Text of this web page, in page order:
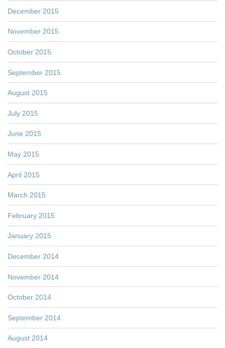
December 2015
November 2015
October 2015
September 2015
August 2015
July 2015
June 2015
May 2015
April 2015
March 2015
February 2015
January 2015
December 2014
November 2014
October 2014
September 2014
August 2014